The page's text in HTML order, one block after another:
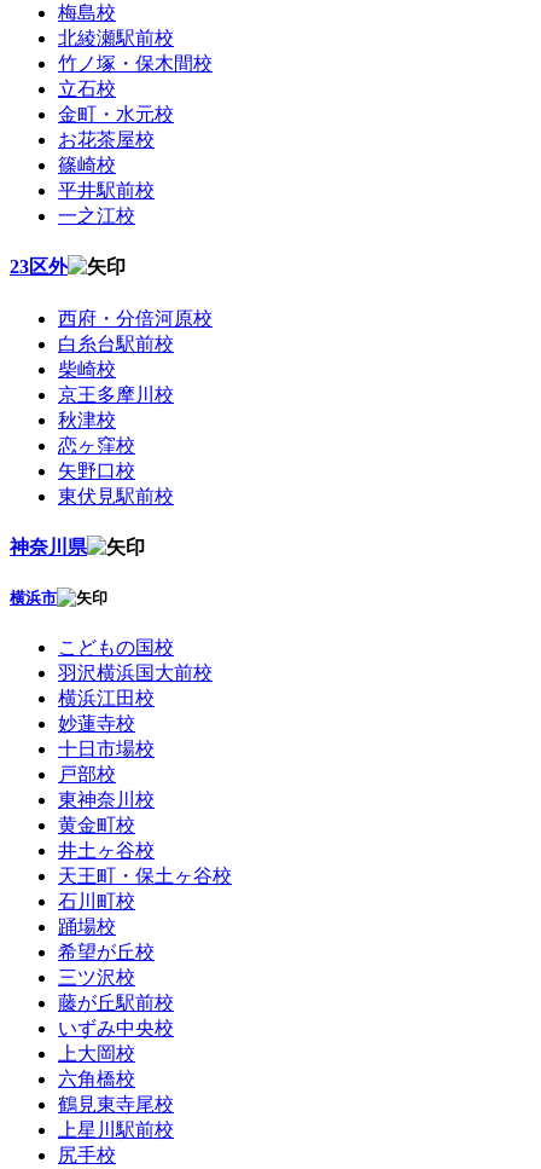
梅島校
北綾瀬駅前校
竹ノ塚・保木間校
立石校
金町・水元校
お花茶屋校
篠崎校
平井駅前校
一之江校
23区外
西府・分倍河原校
白糸台駅前校
柴崎校
京王多摩川校
秋津校
恋ヶ窪校
矢野口校
東伏見駅前校
神奈川県
横浜市
こどもの国校
羽沢横浜国大前校
横浜江田校
妙蓮寺校
十日市場校
戸部校
東神奈川校
黄金町校
井土ヶ谷校
天王町・保土ヶ谷校
石川町校
踊場校
希望が丘校
三ツ沢校
藤が丘駅前校
いずみ中央校
上大岡校
六角橋校
鶴見東寺尾校
上星川駅前校
尻手校